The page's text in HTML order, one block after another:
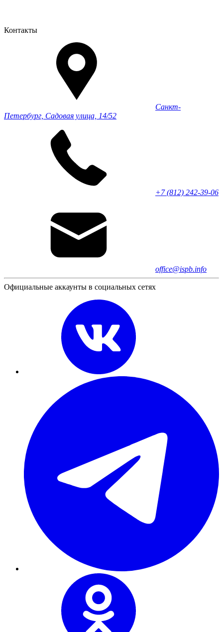
Контакты
Санкт-
Петербург, Садовая улица, 14/52
+7 (812) 242-39-06
office@ispb.info
Официальные аккаунты в социальных сетях